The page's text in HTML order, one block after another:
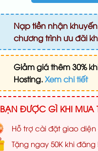
Nạp tiền nhận
chương trình ưu đãi
Giảm giá thêm 30%
Hosting.Xem chi tiết
BẠN ĐƯỢC GÌ KHI MUA
Hỗ trợ cài đặt giao
Tặng ngay 50K khi